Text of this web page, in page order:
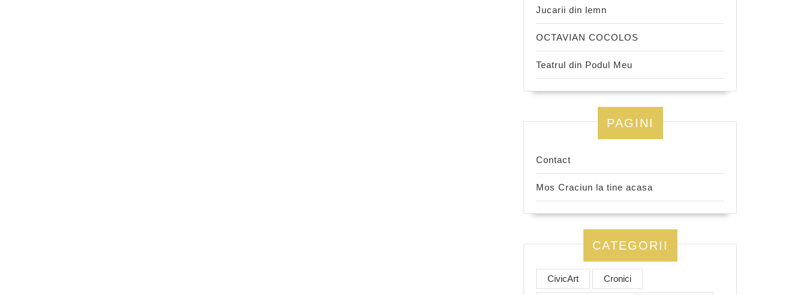
Jucarii din lemn
OCTAVIAN COCOLOS
Teatrul din Podul Meu
PAGINI
Contact
Mos Craciun la tine acasa
CATEGORII
CivicArt Cronici